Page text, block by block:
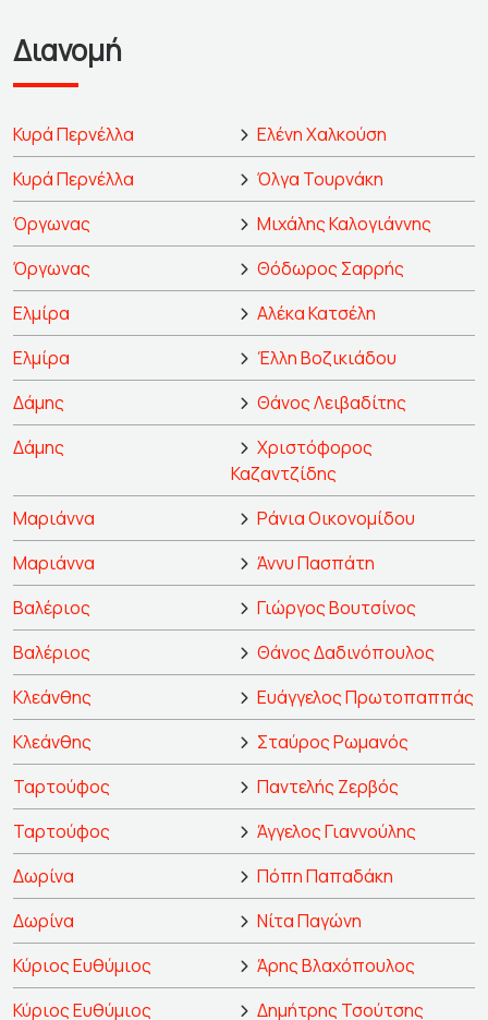
Διανομή
Κυρά Περνέλλα
Ελένη Χαλκούση
Κυρά Περνέλλα
Όλγα Τουρνάκη
Όργωνας
Μιχάλης Καλογιάννης
Όργωνας
Θόδωρος Σαρρής
Ελμίρα
Αλέκα Κατσέλη
Ελμίρα
Έλλη Βοζικιάδου
Δάμης
Θάνος Λειβαδίτης
Δάμης
Χριστόφορος
Καζαντζίδης
Μαριάννα
Ράνια Οικονομίδου
Μαριάννα
Άννυ Πασπάτη
Βαλέριος
Γιώργος Βουτσίνος
Βαλέριος
Θάνος Δαδινόπουλος
Κλεάνθης
Ευάγγελος Πρωτοπαππάς
Κλεάνθης
Σταύρος Ρωμανός
Ταρτούφος
Παντελής Ζερβός
Ταρτούφος
Άγγελος Γιαννούλης
Δωρίνα
Πόπη Παπαδάκη
Δωρίνα
Νίτα Παγώνη
Κύριος Ευθύμιος
Άρης Βλαχόπουλος
Κύριος Ευθύμιος
Δημήτρης Τσούτσης